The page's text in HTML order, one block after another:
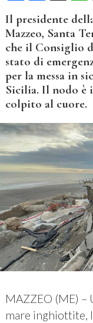
Il presidente
Mazzeo, Santa
che il Consiglio
stato di
per la messa in
Sicilia. Il nodo è
colpito al cuore.
MAZZEO (ME) –
mare inghiottite,